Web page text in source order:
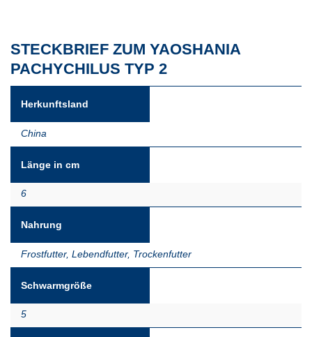
STECKBRIEF ZUM YAOSHANIA
PACHYCHILUS TYP 2
Herkunftsland
China
Länge in cm
6
Nahrung
Frostfutter, Lebendfutter, Trockenfutter
Schwarmgröße
5